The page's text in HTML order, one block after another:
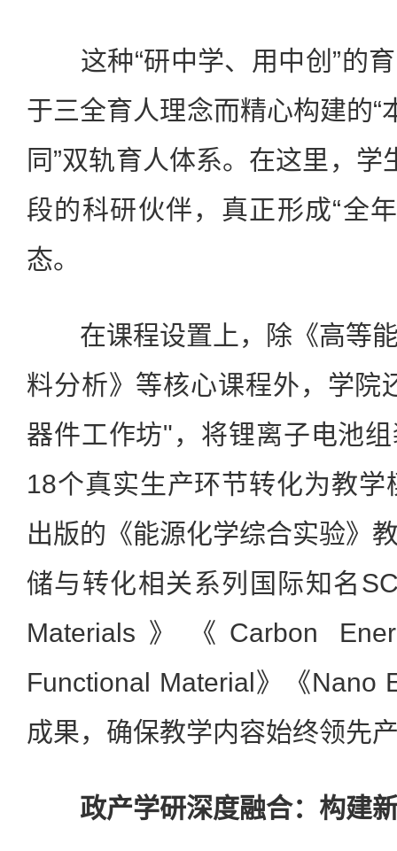
这种“研中学、用中创”的育
于三全育人理念而精心构建的“
同”双轨育人体系。在这里，
段的科研伙伴，真正形成“全
态。
在课程设置上，除《高等能
料分析》等核心课程外，学院
器件工作坊"，将锂离子电池
18个真实生产环节转化为教
出版的《能源化学综合实验》
储与转化相关系列国际知名
Materials》《Carbon
Functional Material》《Nano
成果，确保教学内容始终领先
政产学研深度融合：构建